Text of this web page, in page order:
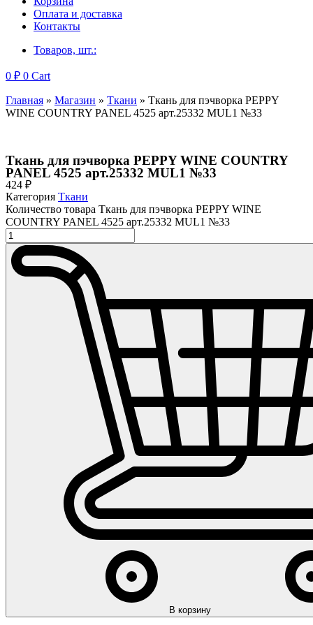
Оплата и доставка
Контакты
Товаров, шт.:
0 ₽ 0 Cart
Главная » Магазин » Ткани » Ткань для пэчворка PEPPY
WINE COUNTRY PANEL 4525 арт.25332 MUL1 №33
Ткань для пэчворка PEPPY WINE COUNTRY
PANEL 4525 арт.25332 MUL1 №33
424 ₽
Категория Ткани
Количество товара Ткань для пэчворка PEPPY WINE
COUNTRY PANEL 4525 арт.25332 MUL1 №33
В корзину